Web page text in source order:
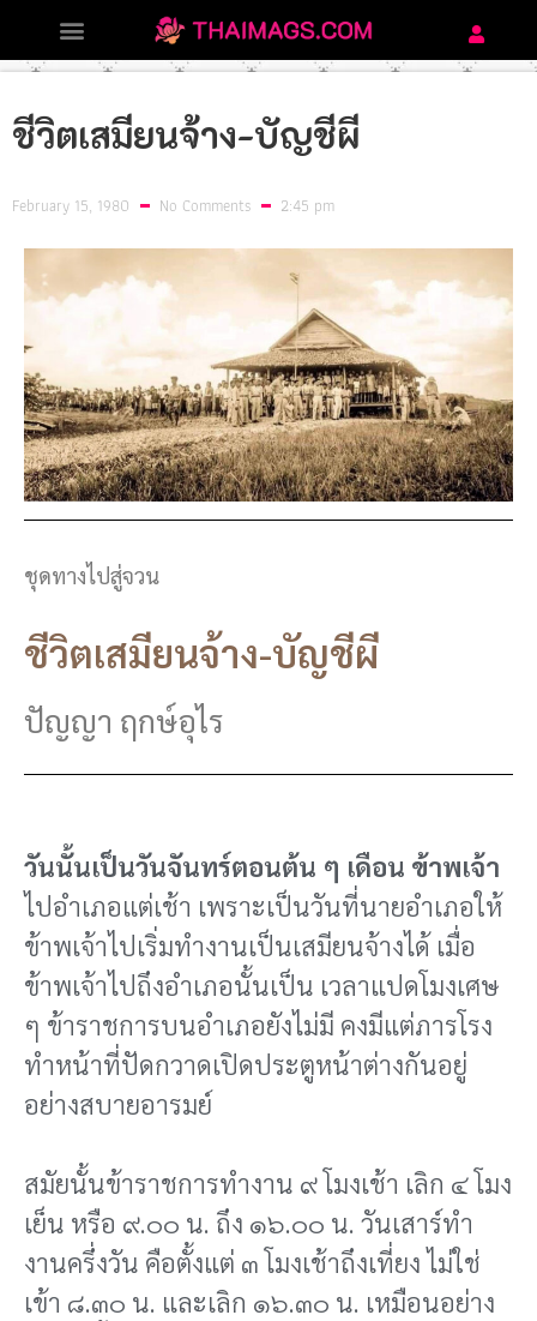
ชีวิตเสมียนจ้าง-บัญชีผี
February 15, 1980 No Comments 2:45 pm
ชุดทางไปสู่จวน
ชีวิตเสมียนจ้าง-บัญชีผี
ปัญญา ฤกษ์อุไร
วันนั้นเป็นวันจันทร์ตอนต้น ๆ เดือน ข้าพเจ้า
ไปอําเภอแต่เช้า เพราะเป็นวันที่นายอําเภอให้
ข้าพเจ้าไปเริ่มทํางานเป็นเสมียนจ้างได้ เมื่อ
ข้าพเจ้าไปถึงอําเภอนั้นเป็น เวลาแปดโมงเศษ
ๆ ข้าราชการบนอําเภอยังไม่มี คงมีแต่ภารโรง
ทําหน้าที่ปัดกวาดเปิดประตูหน้าต่างกันอยู่
อย่างสบายอารมย์
สมัยนั้นข้าราชการทํางาน ๙ โมงเช้า เลิก ๔ โมง
เย็น หรือ ๙.๐๐ น. ถึง ๑๖.๐๐ น. วันเสาร์ทํา
งานครึ่งวัน คือตั้งแต่ ๓ โมงเช้าถึงเที่ยง ไม่ใช่
เข้า ๘.๓๐ น. และเลิก ๑๖.๓๐ น. เหมือนอย่าง